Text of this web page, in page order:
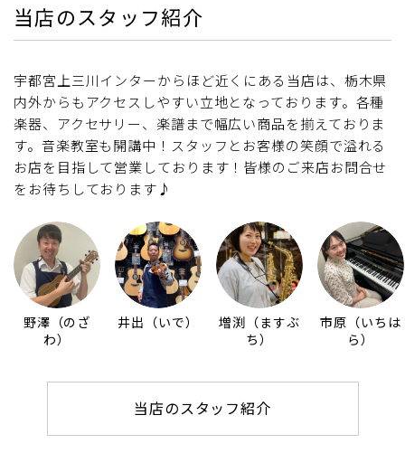
当店のスタッフ紹介
宇都宮上三川インターからほど近くにある当店は、栃木県
内外からもアクセスしやすい立地となっております。各種
楽器、アクセサリー、楽譜まで幅広い商品を揃えておりま
す。音楽教室も開講中！スタッフとお客様の笑顔で溢れる
お店を目指して営業しております！皆様のご来店お問合せ
をお待ちしております♪
野澤（のざ
わ）
井出（いで）
増渕（ますぶ
ち）
市原（いちは
ら）
当店のスタッフ紹介